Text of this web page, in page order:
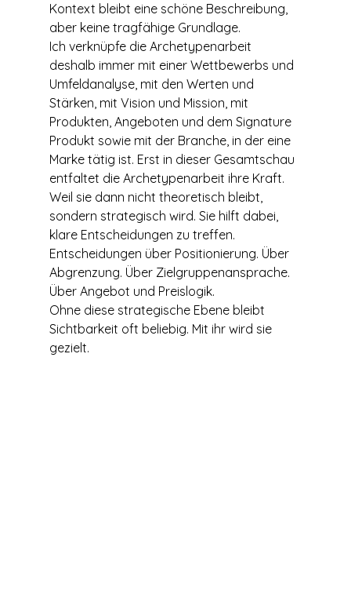
Kontext bleibt eine schöne Beschreibung,
aber keine tragfähige Grundlage.
Ich verknüpfe die Archetypenarbeit
deshalb immer mit einer Wettbewerbs und
Umfeldanalyse, mit den Werten und
Stärken, mit Vision und Mission, mit
Produkten, Angeboten und dem Signature
Produkt sowie mit der Branche, in der eine
Marke tätig ist. Erst in dieser Gesamtschau
entfaltet die Archetypenarbeit ihre Kraft.
Weil sie dann nicht theoretisch bleibt,
sondern strategisch wird. Sie hilft dabei,
klare Entscheidungen zu treffen.
Entscheidungen über Positionierung. Über
Abgrenzung. Über Zielgruppenansprache.
Über Angebot und Preislogik.
Ohne diese strategische Ebene bleibt
Sichtbarkeit oft beliebig. Mit ihr wird sie
gezielt.